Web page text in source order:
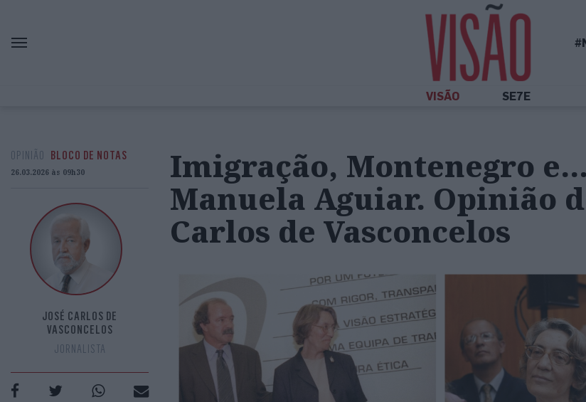
VISÃO SE7E
OPINIÃO BLOCO DE NOTAS
26.03.2026 às 09h30
JOSÉ CARLOS DE
VASCONCELOS
JORNALISTA
Imigração, Montenegro e…
Manuela Aguiar. Opinião
Carlos de Vasconcelos